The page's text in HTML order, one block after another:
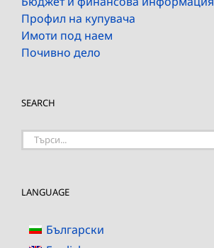
Профил на купувача
Имоти под наем
Почивно дело
SEARCH
Търсене
LANGUAGE
Български